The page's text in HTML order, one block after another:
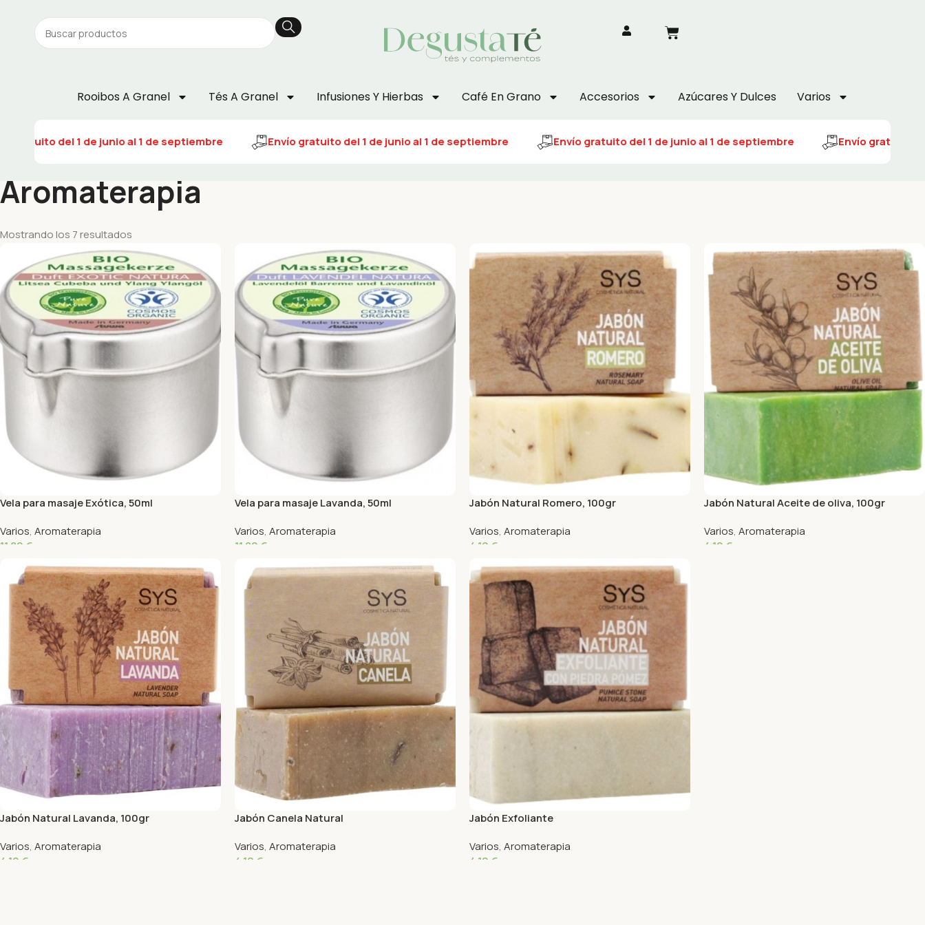
Rooibos A Granel Tés A Granel Infusiones Y Hierbas Café En Grano Accesorios Azúcares Y Dulces Varios
del 1 de junio al 1 de septiembre Envío gratuito del 1 de junio al 1 de septiembre Envío gratuito del 1 de junio al 1 de septiembre Envío gratuito del 1
Aromaterapia
Mostrando los 7 resultados
Vela para masaje Exótica, 50ml
Varios, Aromaterapia
11,80 €
Añadir Al Carrito
Vela para masaje Lavanda, 50ml
Varios, Aromaterapia
11,80 €
Añadir Al Carrito
Jabón Natural Romero, 100gr
Varios, Aromaterapia
4,10 €
Añadir Al Carrito
Jabón Natural Aceite de oliva, 100gr
Varios, Aromaterapia
4,10 €
Jabón Natural Lavanda, 100gr
Varios, Aromaterapia
4,10 €
Jabón Canela Natural
Varios, Aromaterapia
4,10 €
Jabón Exfoliante
Varios, Aromaterapia
4,10 €